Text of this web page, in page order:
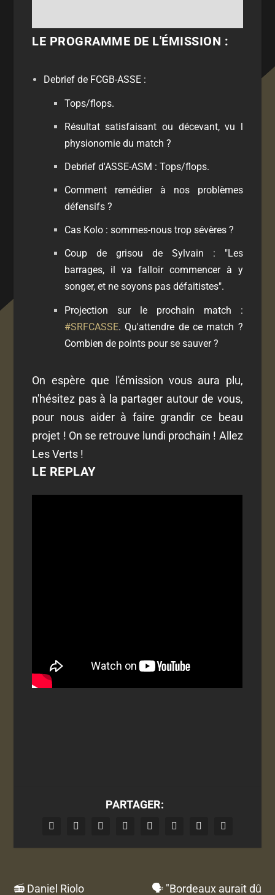
LE PROGRAMME DE L'ÉMISSION :
Debrief de FCGB-ASSE :
Tops/flops.
Résultat satisfaisant ou décevant, vu l
physionomie du match ?
Debrief d'ASSE-ASM : Tops/flops.
Comment remédier à nos problèmes
défensifs ?
Cas Kolo : sommes-nous trop sévères ?
Coup de grisou de Sylvain : "Les
barrages, il va falloir commencer à y
songer, et ne soyons pas défaitistes".
Projection sur le prochain match :
#SRFCASSE. Qu'attendre de ce match ?
Combien de points pour se sauver ?
On espère que l'émission vous aura plu,
n'hésitez pas à la partager autour de vous,
pour nous aider à faire grandir ce beau
projet ! On se retrouve lundi prochain ! Allez
Les Verts !
LE REPLAY
PARTAGER:
📻 Daniel Riolo 🗣 "Bordeaux aurait dû